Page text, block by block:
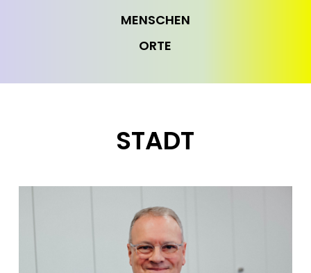
MENSCHEN
ORTE
STADT